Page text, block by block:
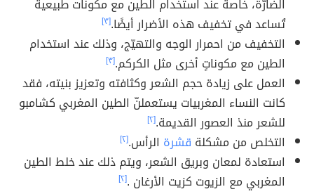
الضارّة، خاصةً عند استخدام الطين مع مكونات طبيعية
تُساعد في تخفيف هذه الأضرار أيضًا.[٣]
التخفيف من احمرار الوجه والتهيّج، وذلك عند استخدام
الطين مع مكوناتٍ أخرى مثل الكركم.[٣]
العمل على زيادة حجم الشعر وكثافته وتعزيز بنيته، فقد
كانت النساء المغربيات يستعملنّ الطين المغربي كشامبو
للشعر منذ العصور القديمة.[٢]
التخلص من مشكلة قشرة الرأس.[٢]
استعادة لمعان وبريق الشعر، ويتم ذلك عند خلط الطين
المغربي مع الزيوت كزيت الأرغان .[٢]